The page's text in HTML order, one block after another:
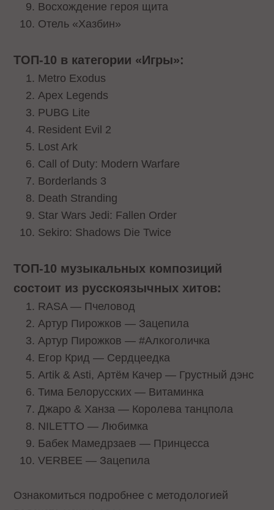
Восхождение героя щита
Отель «Хазбин»
ТОП-10 в категории «Игры»:
Metro Exodus
Apex Legends
PUBG Lite
Resident Evil 2
Lost Ark
Call of Duty: Modern Warfare
Borderlands 3
Death Stranding
Star Wars Jedi: Fallen Order
Sekiro: Shadows Die Twice
ТОП-10 музыкальных композиций
состоит из русскоязычных хитов:
RASA — Пчеловод
Артур Пирожков — Зацепила
Артур Пирожков — #Алкоголичка
Егор Крид — Сердцеедка
Artik & Asti, Артём Качер — Грустный дэнс
Тима Белорусских — Витаминка
Джаро & Ханза — Королева танцпола
NILETTO — Любимка
Бабек Мамедрзаев — Принцесса
VERBEE — Зацепила
Ознакомиться подробнее с методологией